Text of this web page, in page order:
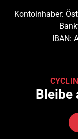
Kontoinhaber:
IBAN:
Bleibe